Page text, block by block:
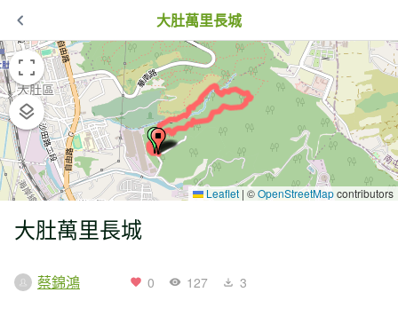
大肚萬里長城
Leaflet | ©OpenStreetMapcontributors
大肚萬里長城
蔡錦鴻 0 127 3